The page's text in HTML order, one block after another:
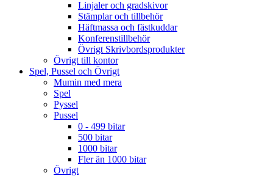
Linjaler och gradskivor
Stämplar och tillbehör
Häftmassa och fästkuddar
Konferenstillbehör
Övrigt Skrivbordsprodukter
Övrigt till kontor
Spel, Pussel och Övrigt
Mumin med mera
Spel
Pyssel
Pussel
0 - 499 bitar
500 bitar
1000 bitar
Fler än 1000 bitar
Övrigt